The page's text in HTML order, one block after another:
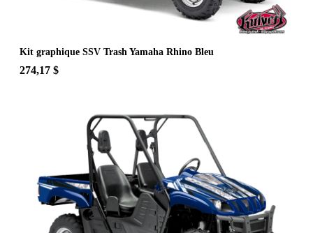
Kit graphique SSV Trash Yamaha Rhino Bleu
274,17 $